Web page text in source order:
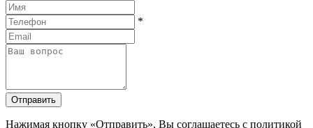
*
Отправить
Нажимая кнопку «Отправить», Вы соглашаетесь с политикой